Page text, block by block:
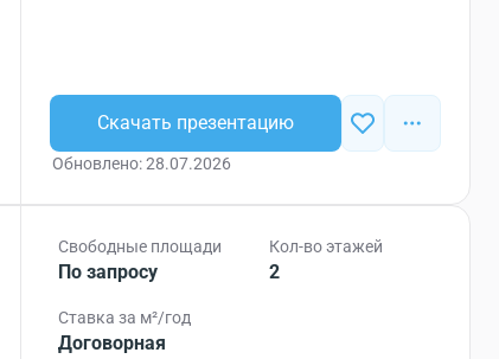
Скачать презентацию
Обновлено: 28.07.2026
Свободные площади
По запросу
Кол-во этажей
2
Ставка за м²/год
Договорная